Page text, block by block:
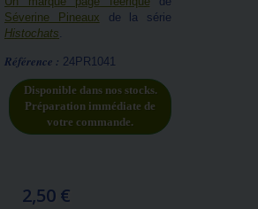
Séverine Pineaux de la série
Histochats.
Référence : 24PR1041
Disponible dans nos stocks.
Préparation immédiate de
votre commande.
2,50 €